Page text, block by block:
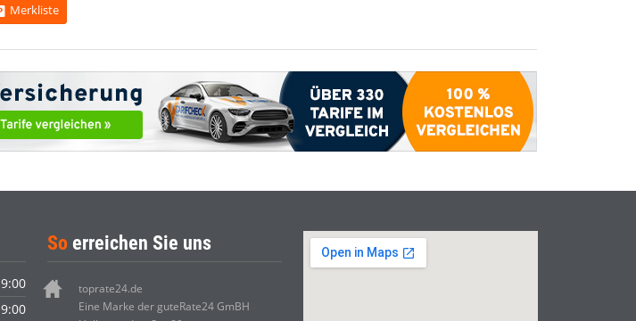
Merkliste
So erreichen Sie uns
toprate24.de
Eine Marke der guteRate24 GmBH